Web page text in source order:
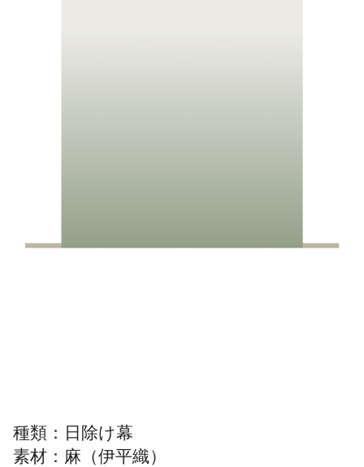
種類：日除け幕
素材：麻（伊平織）